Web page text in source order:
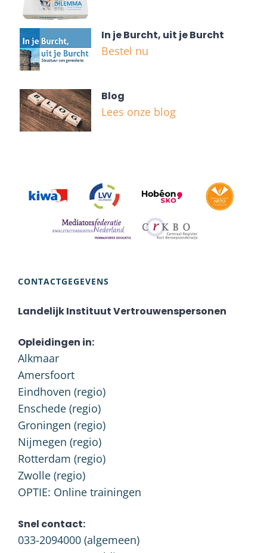
In je Burcht, uit je Burcht
Bestel nu
Blog
Lees onze blog
CONTACTGEGEVENS
Landelijk Instituut Vertrouwenspersonen
Opleidingen in:
Alkmaar
Amersfoort
Eindhoven (regio)
Enschede (regio)
Groningen (regio)
Nijmegen (regio)
Rotterdam (regio)
Zwolle (regio)
OPTIE: Online trainingen
Snel contact:
033-2094000 (algemeen)